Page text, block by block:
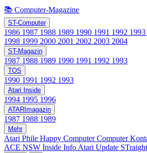
📚 Computer-Magazine
ST-Computer
1986 1987 1988 1989 1990 1991 1992 1993
1998 1999 2000 2001 2002 2003 2004
ST-Magazin
1987 1988 1989 1990 1991 1992 1993
TOS
1990 1991 1992 1993
Atari Inside
1994 1995 1996
ATARImagazin
1987 1988 1989
Mehr
Atari Phile Happy ComputerComputer
ACE NSW Inside Info Atari Update